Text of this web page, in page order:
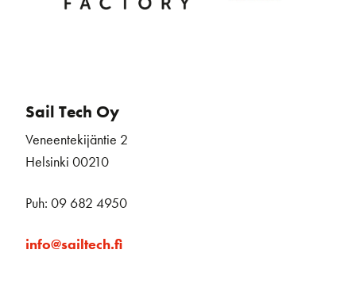
Sail Tech Oy
Veneentekijäntie 2
Helsinki 00210
Puh: 09 682 4950
info@sailtech.fi